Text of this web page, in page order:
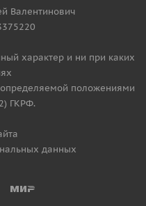
Валентинович
характер и ни при каких
положениями
ГКРФ.
данных